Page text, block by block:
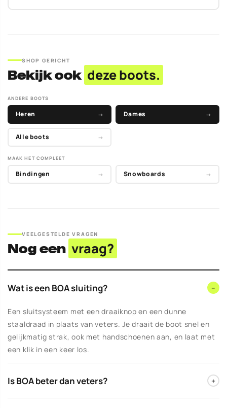
SHOP GERICHT
Bekijk ook deze boots.
ANDERE BOOTS
Heren → Dames →
Alle boots →
MAAK HET COMPLEET
Bindingen → Snowboards →
VEELGESTELDE VRAGEN
Nog een vraag?
Wat is een BOA sluiting? −
Een sluitsysteem met een draaiknop en een dunne
staaldraad in plaats van veters. Je draait de boot snel en
gelijkmatig strak, ook met handschoenen aan, en laat met
een klik in een keer los.
Is BOA beter dan veters? +